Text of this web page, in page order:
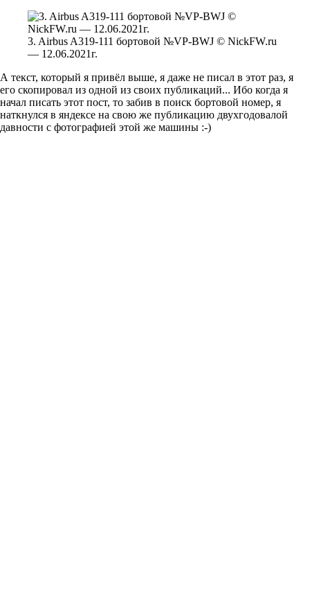
3. Airbus A319-111 бортовой №VP-BWJ © NickFW.ru
— 12.06.2021г.
А текст, который я привёл выше, я даже не писал в этот раз, я
его скопировал из одной из своих публикаций... Ибо когда я
начал писать этот пост, то забив в поиск бортовой номер, я
наткнулся в яндексе на свою же публикацию двухгодовалой
давности с фотографией этой же машины :-)